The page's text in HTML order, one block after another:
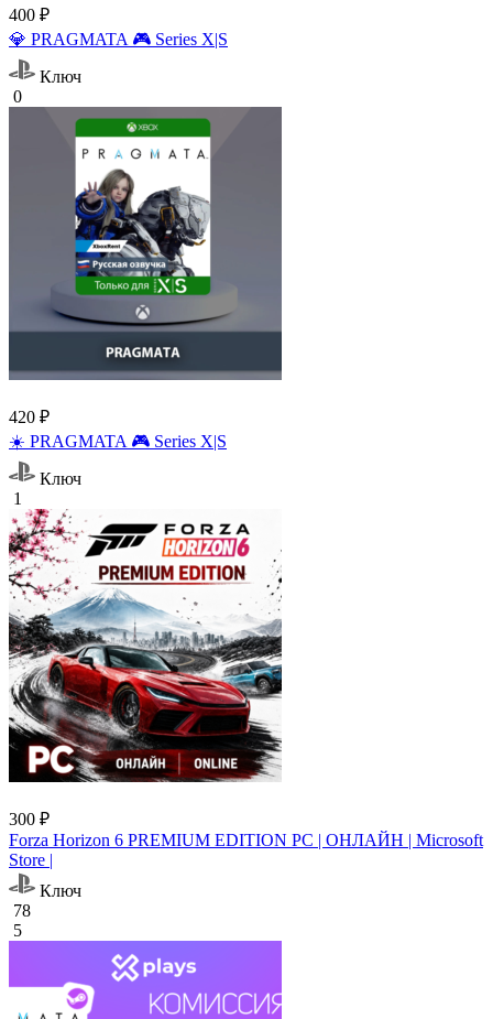
400 ₽
💎 PRAGMATA 🎮 Series X|S
Ключ
0
420 ₽
☀️ PRAGMATA 🎮 Series X|S
Ключ
1
300 ₽
Forza Horizon 6 PREMIUM EDITION PC | ОНЛАЙН | Microsoft
Store |
Ключ
78
5